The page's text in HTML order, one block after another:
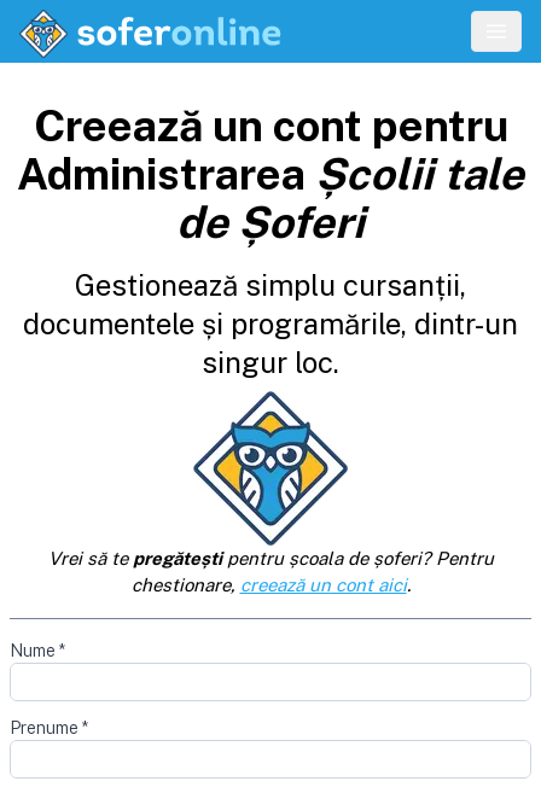
Creează un cont pentru
Administrarea Școlii tale
de Șoferi
Gestionează simplu cursanții,
documentele și programările, dintr-un
singur loc.
Vrei să te pregăteștipentru școala de șoferi? Pentru
chestionare, creează un cont aici.
Nume *
Prenume *